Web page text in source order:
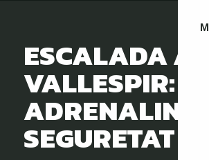
ESCALADA AL
VALLESPIR:
ADRENALINA I
SEGURETAT